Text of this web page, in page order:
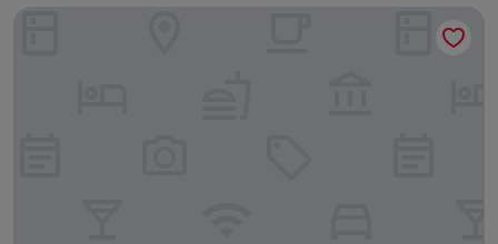
Havana Villas